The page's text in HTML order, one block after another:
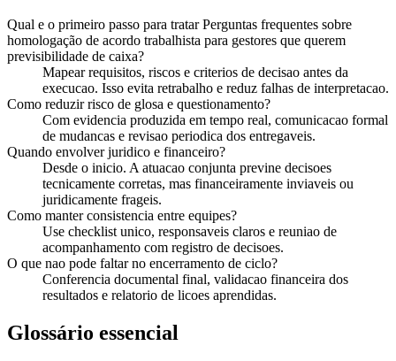
Qual e o primeiro passo para tratar Perguntas frequentes sobre
homologação de acordo trabalhista para gestores que querem
previsibilidade de caixa?
Mapear requisitos, riscos e criterios de decisao antes da
execucao. Isso evita retrabalho e reduz falhas de interpretacao.
Como reduzir risco de glosa e questionamento?
Com evidencia produzida em tempo real, comunicacao formal
de mudancas e revisao periodica dos entregaveis.
Quando envolver juridico e financeiro?
Desde o inicio. A atuacao conjunta previne decisoes
tecnicamente corretas, mas financeiramente inviaveis ou
juridicamente frageis.
Como manter consistencia entre equipes?
Use checklist unico, responsaveis claros e reuniao de
acompanhamento com registro de decisoes.
O que nao pode faltar no encerramento de ciclo?
Conferencia documental final, validacao financeira dos
resultados e relatorio de licoes aprendidas.
Glossário essencial